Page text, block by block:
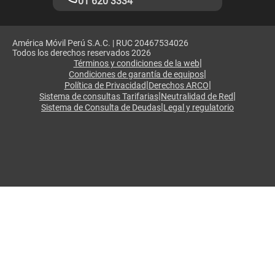
América Móvil Perú S.A.C. | RUC 20467534026
Todos los derechos reservados 2026
Términos y condiciones de la web|
Condiciones de garantía de equipos|
Política de Privacidad|Derechos ARCO|
Sistema de consultas Tarifarias|Neutralidad de Red|
Sistema de Consulta de Deudas|Legal y regulatorio